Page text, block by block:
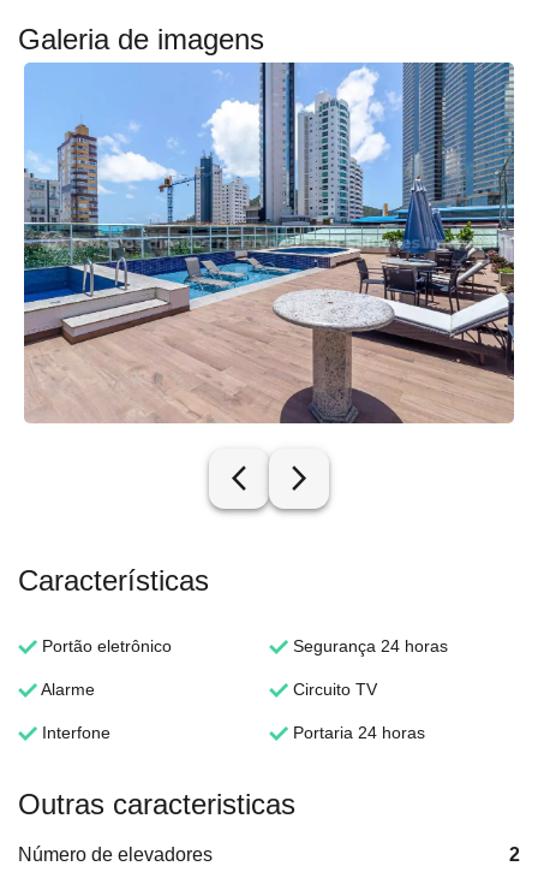
Galeria de imagens
arrow_back_ios_new arrow_forward_ios
Características
Portão eletrônico Segurança 24 horas
Alarme Circuito TV
Interfone Portaria 24 horas
Outras caracteristicas
Número de elevadores 2